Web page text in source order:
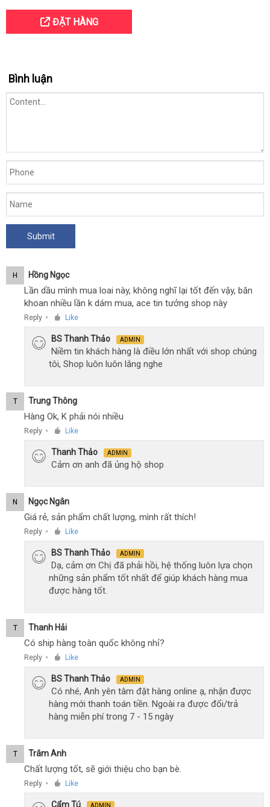
ĐẶT HÀNG
Bình luận
H Hồng Ngọc
Lần dầu mình mua loai này, không nghĩ lại tốt đến vậy, băn
khoan nhiều lần k dám mua, ace tin tưởng shop này
Reply ● Like
BS Thanh Thảo ADMIN
Niềm tin khách hàng là điều lớn nhất với shop chúng
tôi, Shop luôn luôn lắng nghe
T Trung Thông
Hàng Ok, K phải nói nhiều
Reply ● Like
Thanh Thảo ADMIN
Cảm ơn anh đã ủng hộ shop
N Ngọc Ngân
Giá rẻ, sản phẩm chất lượng, mình rất thích!
Reply ● Like
BS Thanh Thảo ADMIN
Dạ, cảm ơn Chị đã phải hồi, hệ thống luôn lựa chọn
những sản phẩm tốt nhất để giúp khách hàng mua
được hàng tốt.
T Thanh Hải
Có ship hàng toàn quốc không nhỉ?
Reply ● Like
BS Thanh Thảo ADMIN
Có nhé, Anh yên tâm đặt hàng online ạ, nhận được
hàng mới thanh toán tiền. Ngoài ra được đổi/trả
hàng miễn phí trong 7 - 15 ngày
T Trâm Anh
Chất lượng tốt, sẽ giới thiệu cho bạn bè.
Reply ● Like
Cẩm Tú ADMIN